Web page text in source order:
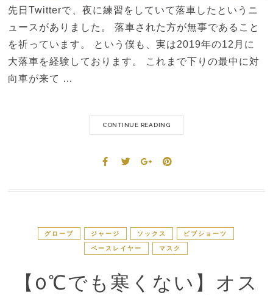
先日Twitterで、夜に練習をしていて落車したというニ
ュースがありました。 落車された方が無事であること
を祈っています。 という僕も、実は2019年の12月に
大落車を経験しております。 これまで下りの最中に対
向車が来て …
CONTINUE READING
グローブ ジャージ ソックス ビブショーツ
ベースレイヤー マスク
【0℃でも寒くない】オス